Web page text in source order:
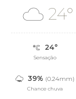
24°
24°
Sensação
39% (0.24mm)
Chance chuva